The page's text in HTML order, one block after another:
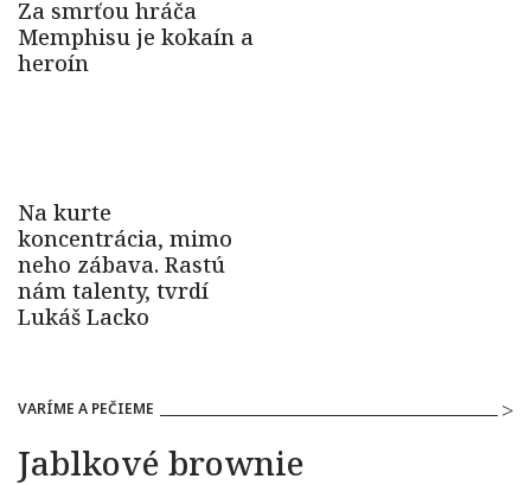
VARÍME A PEČIEME